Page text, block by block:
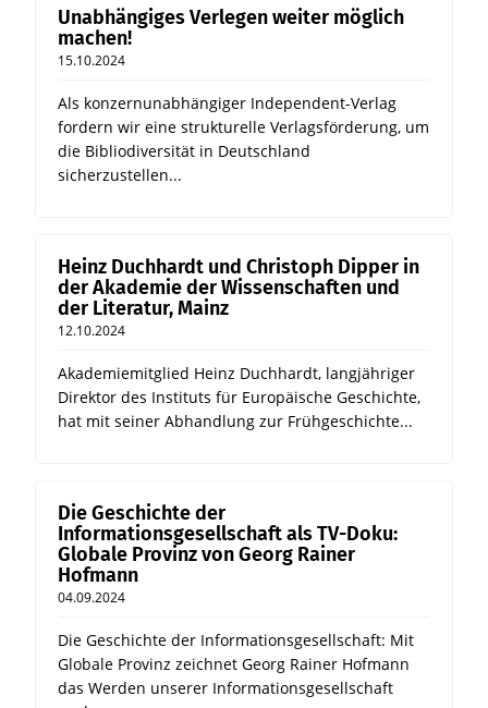
Unabhängiges Verlegen weiter möglich
machen!
15.10.2024
Als konzernunabhängiger Independent-Verlag
fordern wir eine strukturelle Verlagsförderung, um
die Bibliodiversität in Deutschland
sicherzustellen...
Heinz Duchhardt und Christoph Dipper in
der Akademie der Wissenschaften und
der Literatur, Mainz
12.10.2024
Akademiemitglied Heinz Duchhardt, langjähriger
Direktor des Instituts für Europäische Geschichte,
hat mit seiner Abhandlung zur Frühgeschichte...
Die Geschichte der
Informationsgesellschaft als TV-Doku:
Globale Provinz von Georg Rainer
Hofmann
04.09.2024
Die Geschichte der Informationsgesellschaft: Mit
Globale Provinz zeichnet Georg Rainer Hofmann
das Werden unserer Informationsgesellschaft